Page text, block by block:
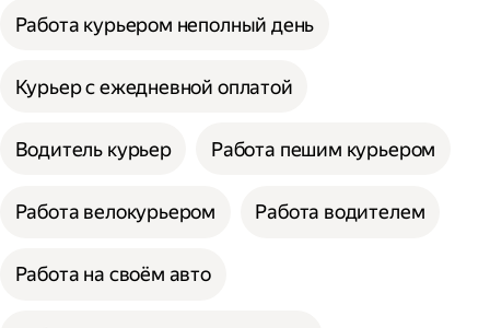
Работа курьером неполный день
Курьер с ежедневной оплатой
Водитель курьер Работа пешим курьером
Работа велокурьером Работа водителем
Работа на своём авто